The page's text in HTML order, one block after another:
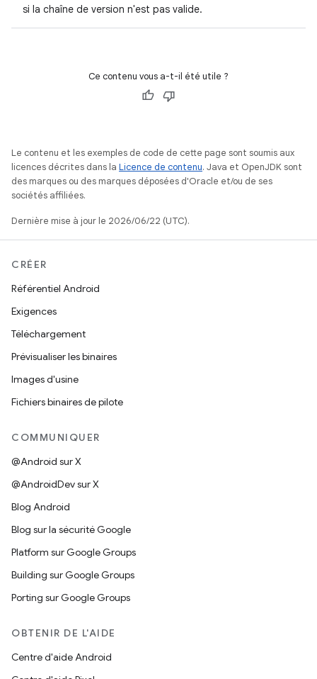
si la chaîne de version n'est pas valide.
Ce contenu vous a-t-il été utile ?
Le contenu et les exemples de code de cette page sont soumis aux
licences décrites dans la Licence de contenu. Java et OpenJDK sont
des marques ou des marques déposées d'Oracle et/ou de ses
sociétés affiliées.
Dernière mise à jour le 2026/06/22 (UTC).
CRÉER
Référentiel Android
Exigences
Téléchargement
Prévisualiser les binaires
Images d'usine
Fichiers binaires de pilote
COMMUNIQUER
@Android sur X
@AndroidDev sur X
Blog Android
Blog sur la sécurité Google
Platform sur Google Groups
Building sur Google Groups
Porting sur Google Groups
OBTENIR DE L'AIDE
Centre d'aide Android